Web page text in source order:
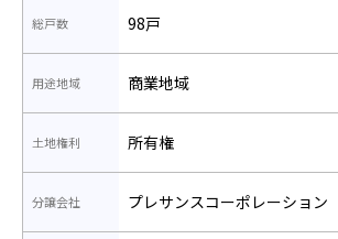
総戸数 98戸
用途地域 商業地域
土地権利 所有権
分譲会社 プレサンスコーポレーション